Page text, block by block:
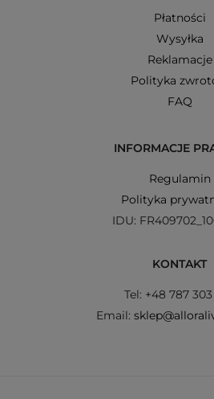
Płatności
Wysyłka
Reklamacje
Polityka
FAQ
INFORMACJE
Regulamin
Polityka
IDU:
KONTAKT
Tel: +48 787
Email: